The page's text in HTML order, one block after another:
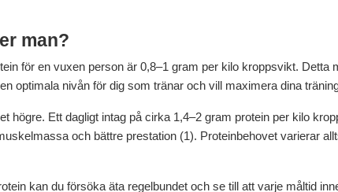
man?
för en vuxen person är 0,8–1 gram per kilo kroppsvikt. Detta
optimala nivån för dig som tränar och vill maximera dina
högre. Ett dagligt intag på cirka 1,4–2 gram protein per kilo
och bättre prestation (1). Proteinbehovet varierar
kan du försöka äta regelbundet och se till att varje måltid